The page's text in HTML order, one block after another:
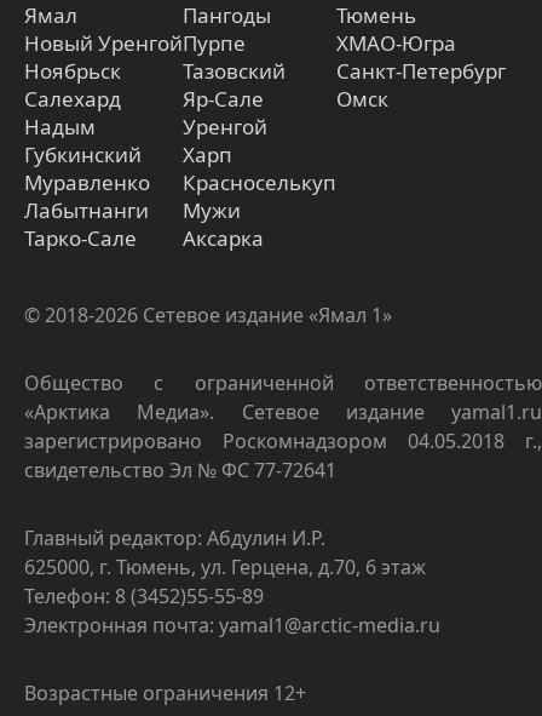
Ямал
Новый Уренгой
Ноябрьск
Салехард
Надым
Губкинский
Муравленко
Лабытнанги
Тарко-Сале
Пангоды
Пурпе
Тазовский
Яр-Сале
Уренгой
Харп
Красноселькуп
Мужи
Аксарка
Тюмень
ХМАО-Югра
Санкт-Петербург
Омск
© 2018-2026 Сетевое издание «Ямал 1»
Общество с ограниченной ответственностью
«Арктика Медиа». Сетевое издание yamal1.ru
зарегистрировано Роскомнадзором 04.05.2018 г.,
свидетельство Эл № ФС 77-72641
Главный редактор: Абдулин И.Р.
625000, г. Тюмень, ул. Герцена, д.70, 6 этаж
Телефон: 8 (3452)55-55-89
Электронная почта: yamal1@arctic-media.ru
Возрастные ограничения 12+